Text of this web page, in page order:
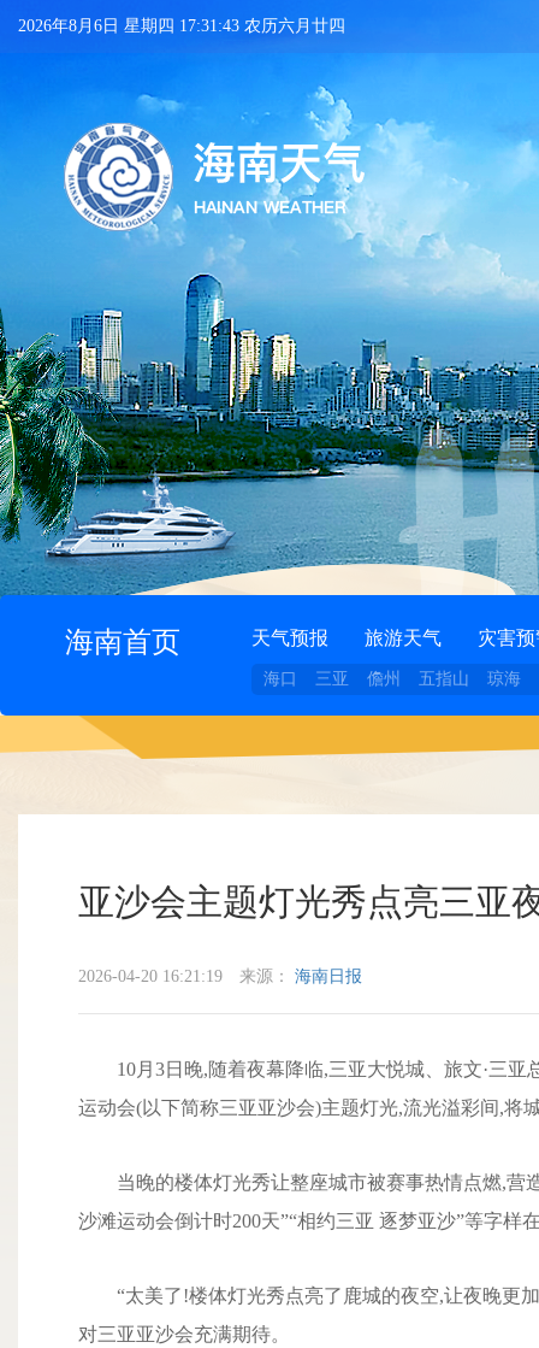
2026年8月6日 星期四 17:31:44 农历六月廿四
海南首页 天气预报 旅游天气 灾害
海口 三亚 儋州 五指山 琼海
亚沙会主题灯光秀点亮三亚
2026-04-20 16:21:19 来源： 海南日报
10月3日晚,随着夜幕降临,三亚大悦城、旅文·三
运动会(以下简称三亚亚沙会)主题灯光,流光溢彩间,将
当晚的楼体灯光秀让整座城市被赛事热情点燃,营
沙滩运动会倒计时200天”“相约三亚 逐梦亚沙”等字样
“太美了!楼体灯光秀点亮了鹿城的夜空,让夜晚更
对三亚亚沙会充满期待。